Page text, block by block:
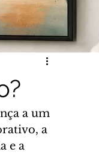
a um
a
e a